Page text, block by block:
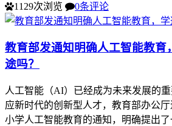
1129次浏览
0条评论
教育部发通知明确人工智能教育
途吗？
人工智能（AI）已经成为未来发展的
应新时代的创新型人才，教育部办公
小学人工智能教育的通知，明确提出